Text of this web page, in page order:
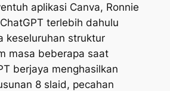
aplikasi Canva, Ronnie
terlebih dahulu
keseluruhan struktur
masa beberapa saat
berjaya menghasilkan
8 slaid, pecahan